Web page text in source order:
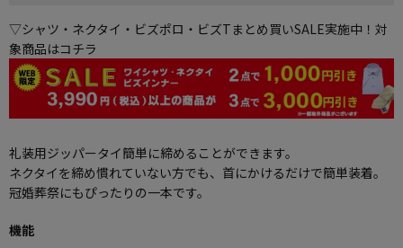
▽シャツ・ネクタイ・ビズポロ・ビズTまとめ買いSALE実施中！対
象商品はコチラ
礼装用ジッパータイ簡単に締めることができます。
ネクタイを締め慣れていない方でも、首にかけるだけで簡単装着。
冠婚葬祭にもぴったりの一本です。
機能